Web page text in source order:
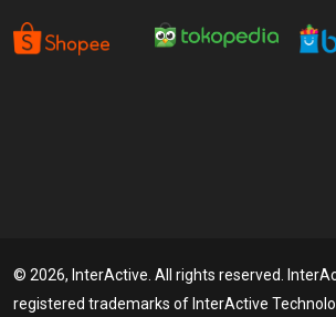
© 2026, InterActive. All rights reserved.
registered trademarks of InterActive